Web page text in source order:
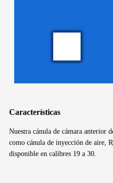
Características
Nuestra cánula de cámara anterior
como cánula de inyección de aire,
disponible en calibres 19 a 30.